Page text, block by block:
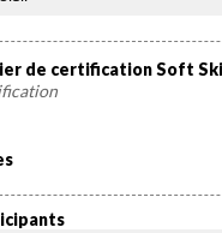
de certification Soft